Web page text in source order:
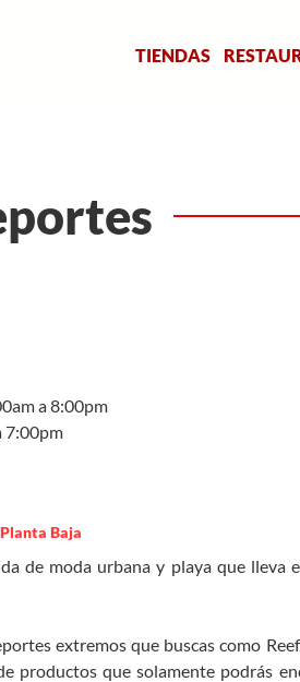
TIENDAS
a 8:00pm
7:00pm
Planta Baja
de moda urbana y playa que lleva
extremos que buscas como
productos que solamente podrás